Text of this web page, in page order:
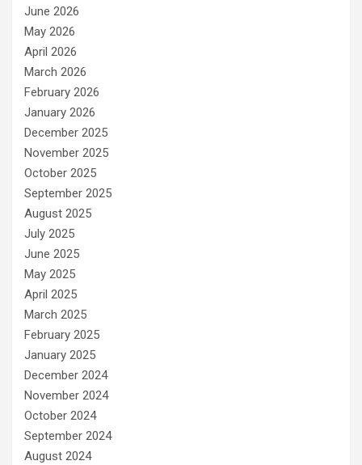
June 2026
May 2026
April 2026
March 2026
February 2026
January 2026
December 2025
November 2025
October 2025
September 2025
August 2025
July 2025
June 2025
May 2025
April 2025
March 2025
February 2025
January 2025
December 2024
November 2024
October 2024
September 2024
August 2024